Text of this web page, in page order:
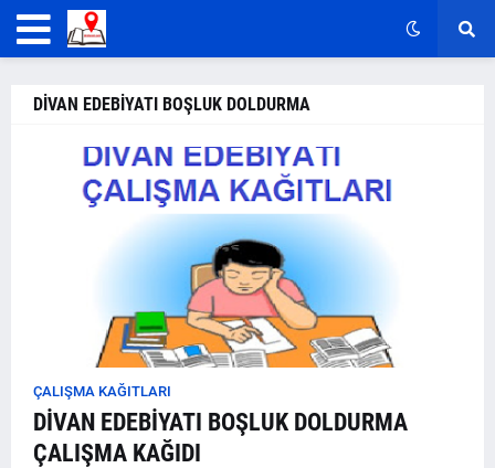
DİVAN EDEBİYATI BOŞLUK DOLDURMA
ÇALIŞMA KAĞITLARI
DİVAN EDEBİYATI BOŞLUK DOLDURMA
ÇALIŞMA KAĞIDI